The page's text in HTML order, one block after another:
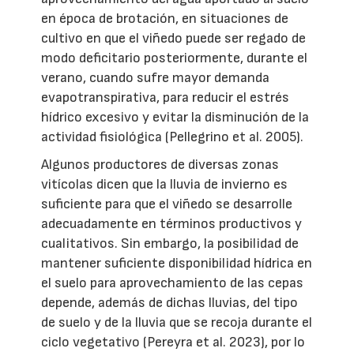
en época de brotación, en situaciones de
cultivo en que el viñedo puede ser regado de
modo deficitario posteriormente, durante el
verano, cuando sufre mayor demanda
evapotranspirativa, para reducir el estrés
hídrico excesivo y evitar la disminución de la
actividad fisiológica (Pellegrino et al. 2005).
Algunos productores de diversas zonas
vitícolas dicen que la lluvia de invierno es
suficiente para que el viñedo se desarrolle
adecuadamente en términos productivos y
cualitativos. Sin embargo, la posibilidad de
mantener suficiente disponibilidad hídrica en
el suelo para aprovechamiento de las cepas
depende, además de dichas lluvias, del tipo
de suelo y de la lluvia que se recoja durante el
ciclo vegetativo (Pereyra et al. 2023), por lo